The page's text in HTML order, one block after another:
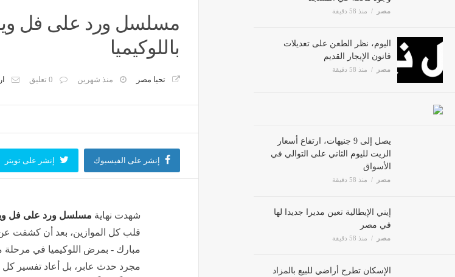
مصر
قانون الإيجار القديم
مصر منذ 58 دقيقة
يصل إلى 9 جنيهات، ارتفاع أسعار
الزيت لليوم الثاني على التوالي في
الأسواق
منذ 58 دقيقة
في مصر
مصر منذ 58 دقيقة
الإسكان تطرح أراضي للبيع بالمزاد
الصحة للسيدات: عادة بسيطة كل شهر تساعد على اكتشاف تغيرات
حبس سيدة وإيداع ابنتها دار رعاية لاتهامهما بالاعتداء على طفلة
البلشي يرد على بيان "العاملين بالصحافة": صححوا اسم الكارنيه
مسلسل ورد على فل
باللوكيميا
تحيا مصر منذ شهرين 0 تعليق
إنشر على الفيسبوك إنشر على تويتر
شهدت نهاية مسلسل ورد على فل
قلب كل الموازين، بعد أن كشفت عن
مبارك - بمرض اللوكيميا في مرحلة
مجرد حدث عابر، بل أعاد تفسير كل